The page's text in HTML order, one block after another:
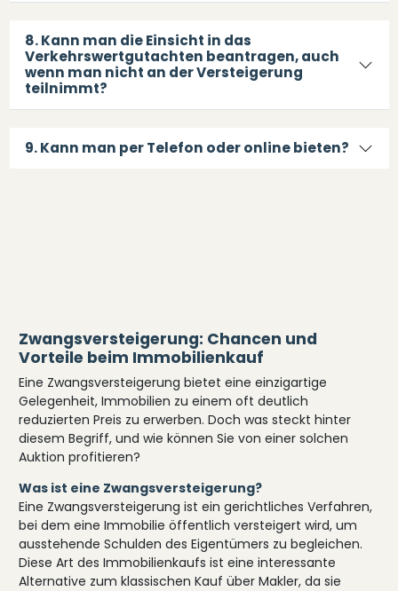
8. Kann man die Einsicht in das
Verkehrswertgutachten beantragen, auch
wenn man nicht an der Versteigerung
teilnimmt?
9. Kann man per Telefon oder online bieten?
Zwangsversteigerung: Chancen und
Vorteile beim Immobilienkauf
Eine Zwangsversteigerung bietet eine einzigartige
Gelegenheit, Immobilien zu einem oft deutlich
reduzierten Preis zu erwerben. Doch was steckt hinter
diesem Begriff, und wie können Sie von einer solchen
Auktion profitieren?
Was ist eine Zwangsversteigerung?
Eine Zwangsversteigerung ist ein gerichtliches Verfahren,
bei dem eine Immobilie öffentlich versteigert wird, um
ausstehende Schulden des Eigentümers zu begleichen.
Diese Art des Immobilienkaufs ist eine interessante
Alternative zum klassischen Kauf über Makler, da sie